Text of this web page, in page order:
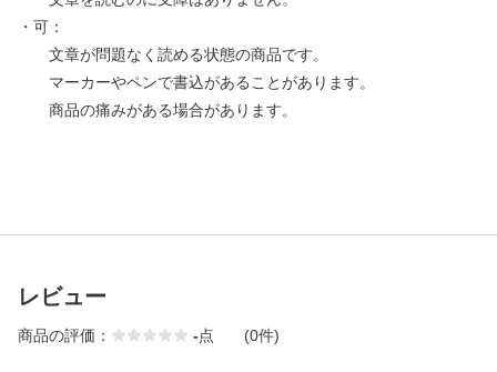
・可：
文章が問題なく読める状態の商品です。
マーカーやペンで書込があることがあります。
商品の痛みがある場合があります。
レビュー
商品の評価： -点 (0件)